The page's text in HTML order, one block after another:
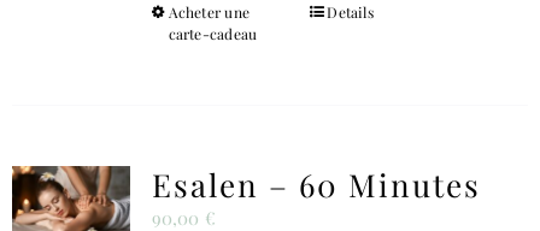
Acheter une
carte-cadeau
Ce
options
Details
Esalen – 60 Minutes
90,00 €